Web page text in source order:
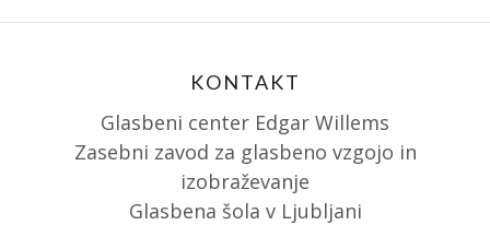
KONTAKT
Glasbeni center Edgar Willems
Zasebni zavod za glasbeno vzgojo in
izobraževanje
Glasbena šola v Ljubljani